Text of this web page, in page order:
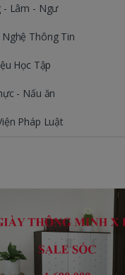
- Lâm - Ngư
Nghệ Thông Tin
Học Tập
- Nấu ăn
Pháp Luật